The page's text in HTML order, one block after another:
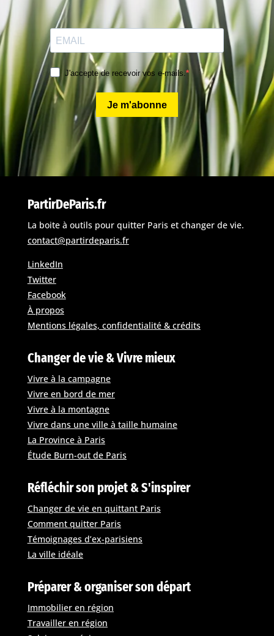
J'accepte de recevoir vos e-mails.
Je m'abonne
PartirDeParis.fr
La boite à outils pour quitter Paris et changer de vie.
contact@partirdeparis.fr
LinkedIn
Twitter
Facebook
À propos
Mentions légales, confidentialité & crédits
Changer de vie & Vivre mieux
Vivre à la campagne
Vivre en bord de mer
Vivre à la montagne
Vivre dans une ville à taille humaine
La Province à Paris
Étude Burn-out de Paris
Réfléchir son projet & S'inspirer
Changer de vie en quittant Paris
Comment quitter Paris
Témoignages d’ex-parisiens
La ville idéale
Préparer & organiser son départ
Immobilier en région
Travailler en région